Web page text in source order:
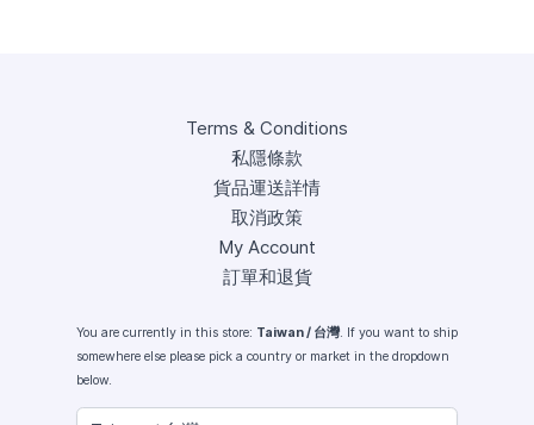
Terms & Conditions
私隱條款
貨品運送詳情
取消政策
My Account
訂單和退貨
You are currently in this store: Taiwan / 台灣. If you want to ship
somewhere else please pick a country or market in the dropdown
below.